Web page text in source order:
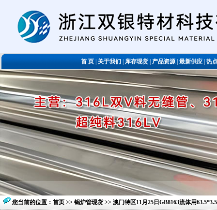
首 页关于我们库存现货|产品资源|最新供应|热
您当前的位置： 首页 >> 锅炉管现货>> 澳门特区11月25日GB8163流体用